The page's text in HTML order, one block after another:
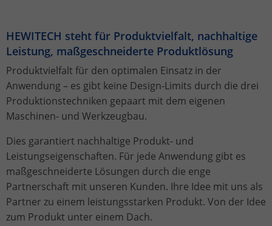
HEWITECH steht für Produktvielfalt, nachhaltige
Leistung, maßgeschneiderte Produktlösung
Produktvielfalt für den optimalen Einsatz in der
Anwendung – es gibt keine Design-Limits durch die drei
Produktionstechniken gepaart mit dem eigenen
Maschinen- und Werkzeugbau.
Dies garantiert nachhaltige Produkt- und
Leistungseigenschaften. Für jede Anwendung gibt es
maßgeschneiderte Lösungen durch die enge
Partnerschaft mit unseren Kunden. Ihre Idee mit uns als
Partner zu einem leistungsstarken Produkt. Von der Idee
zum Produkt unter einem Dach.
Name _gid
Anbieter Google Analytics
Laufzeit 1 Tag
Zweck
Dieses Cookie wird von Google Analytics
installiert. Das Cookie wird verwendet,
um Informationen darüber zu
speichern, wie Besucher eine Website
nutzen, und hilft bei der Erstellung
eines Analyseberichts darüber, wie es
der Website geht. Die erhobenen Daten
umfassen die Anzahl der Besucher, die